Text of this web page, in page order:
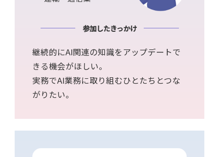
参加したきっかけ
継続的にAI関連の知識をアップデートで
きる機会がほしい。
実務でAI業務に取り組むひとたちとつな
がりたい。